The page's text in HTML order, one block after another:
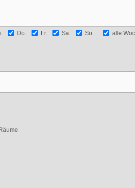
Do. Fr. Sa. So. alle